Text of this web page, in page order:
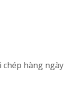
chép hàng ngày